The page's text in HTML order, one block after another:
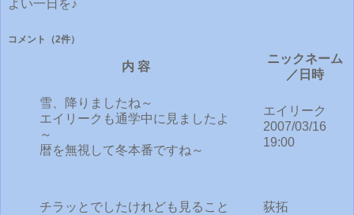
よい一日を♪
コメント （2件）
内 容
ニックネーム
／日時
雪、降りましたね～
エイリークも通学中に見ましたよ
～
暦を無視して冬本番ですね～
エイリーク
2007/03/16
19:00
チラッとでしたけれども見ること
荻拓